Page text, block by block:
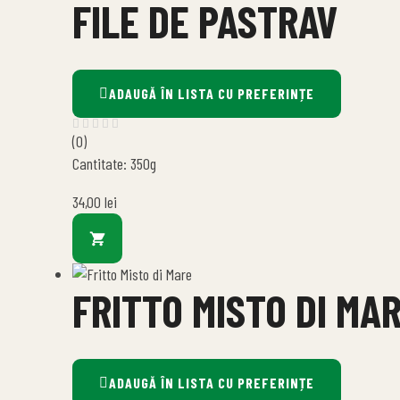
FILE DE PASTRAV
ADAUGĂ ÎN LISTA CU PREFERINȚE
(0)
Cantitate: 350g
34,00 lei
FRITTO MISTO DI
ADAUGĂ ÎN LISTA CU PREFERINȚE